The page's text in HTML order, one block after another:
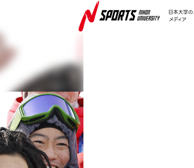
日本大学
メディア